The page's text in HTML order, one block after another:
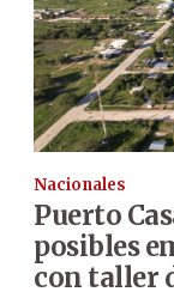
Nacionales
Puerto
posibles
con taller